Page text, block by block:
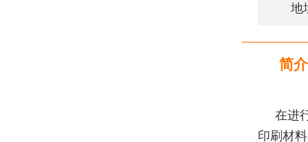
地
简介
在进
印刷材